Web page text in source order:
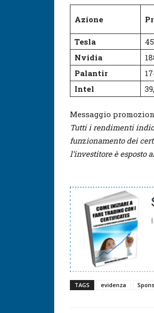
Azione
Tesla
Nvidia
Palantir
Intel
Messaggio
Tutti i rendimenti
funzionamento dei
l’investitore è esposto
TAGS evidenza